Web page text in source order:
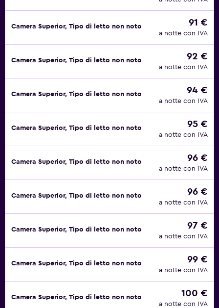
Camera Superior, Tipo di letto non noto 91 €
a notte con IVA
Camera Superior, Tipo di letto non noto 92 €
a notte con IVA
Camera Superior, Tipo di letto non noto 94 €
a notte con IVA
Camera Superior, Tipo di letto non noto 95 €
a notte con IVA
Camera Superior, Tipo di letto non noto 96 €
a notte con IVA
Camera Superior, Tipo di letto non noto 96 €
a notte con IVA
Camera Superior, Tipo di letto non noto 97 €
a notte con IVA
Camera Superior, Tipo di letto non noto 99 €
a notte con IVA
Camera Superior, Tipo di letto non noto 100 €
a notte con IVA